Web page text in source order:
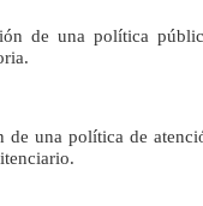
una política pública
una política de